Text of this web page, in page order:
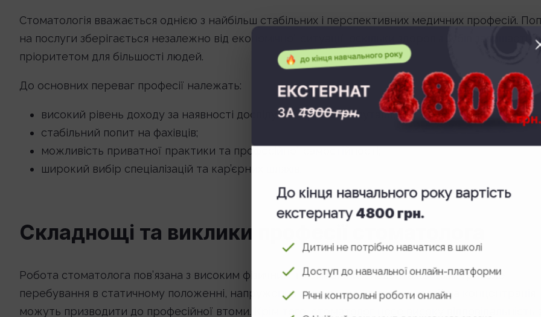
До кінця навчального року вартість
екстернату4800 грн.
Дитині не потрібно навчатися в школі
Доступ до навчальної онлайн-платформи
Річні контрольні роботи онлайн
Стоматологія вважається однією з найбільш стабільних і перспективних медичних професій.
на послуги зберігається незалежно від економічної ситуації, оскільки здоров’я зубів
пріоритетом для більшості людей.
До основних переваг професії належать:
високий рівень доходу за наявності досвіду та хорошої репутації;
стабільний попит на фахівців;
можливість приватної практики та професійної самостійності;
широкий вибір спеціалізацій та кар’єрних шляхів.
Складнощі та виклики професії стоматолога
Робота стоматолога пов’язана з високим фізичним та емоційним навантаженням. Тривале
перебування в статичному положенні, напруження зору та рук, а також постійна концентрація
можуть призводити до професійної втоми. Крім того, стоматолог несе високу відповідальність